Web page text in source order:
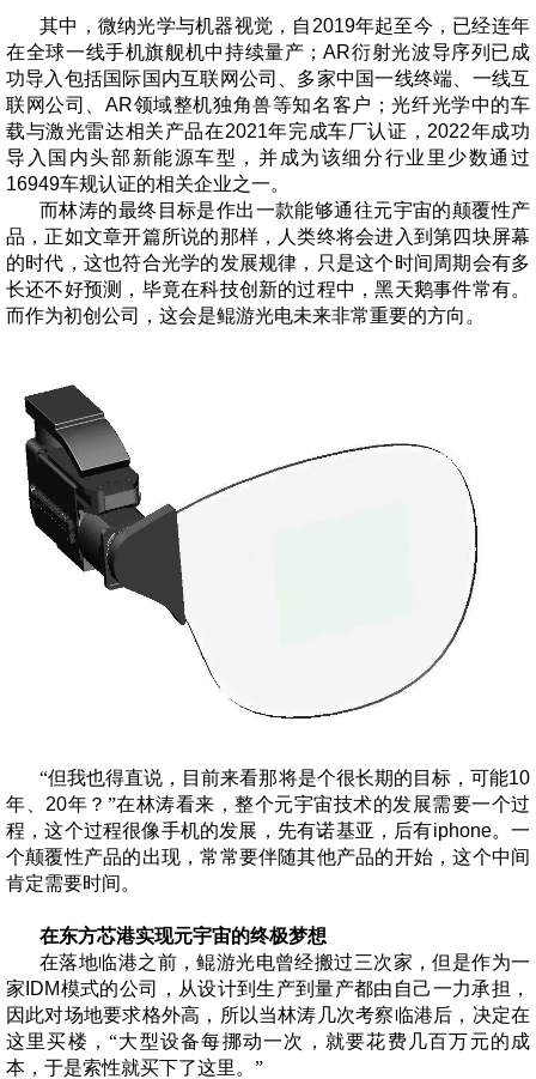
其中，微纳光学与机器视觉，自 2019年起至今，已经连年
在全球一线手机旗舰机中持续量产；AR衍射光波导序列已成
功导入包括国际国内互联网公司、多家中国一线终端、一线互
联网公司、 AR领域整机独角兽等知名客户；光纤光学中的车
载与激光雷达相关产品在2021年完成车厂认证， 2022年成功
导入国内头部新能源车型，并成为该细分行业里少数通过
16949车规认证的相关企业之一。
而林涛的最终目标是作出一款能够通往元宇宙的颠覆性产
品，正如文章开篇所说的那样，人类终将会进入到第四块屏幕
的时代，这也符合光学的发展规律，只是这个时间周期会有多
长还不好预测，毕竟在科技创新的过程中，黑天鹅事件常有。
而作为初创公司，这会是鲲游光电未来非常重要的方向。
“但我也得直说，目前来看那将是个很长期的目标，可能10
年、20年？”在林涛看来，整个元宇宙技术的发展需要一个过
程，这个过程很像手机的发展，先有诺基亚，后有iphone。一
个颠覆性产品的出现，常常要伴随其他产品的开始，这个中间
肯定需要时间。
在东方芯港实现元宇宙的终极梦想
在落地临港之前，鲲游光电曾经搬过三次家，但是作为一
家 IDM模式的公司，从设计到生产到量产都由自己一力承担，
因此对场地要求格外高，所以当林涛几次考察临港后，决定在
这里买楼，“大型设备每挪动一次，就要花费几百万元的成
本，于是索性就买下了这里。”